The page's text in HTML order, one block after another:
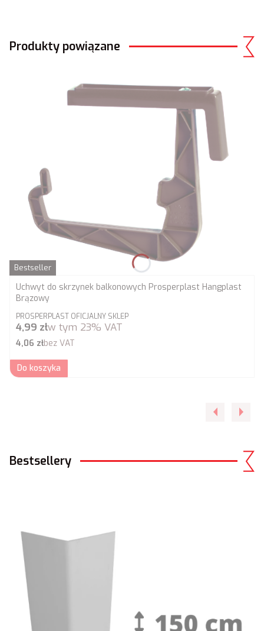
Produkty powiązane
Bestseller
Uchwyt do skrzynek balkonowych Prosperplast Hangplast
Brązowy
PRODUCENT
PROSPERPLAST OFICJALNY SKLEP
Cena brutto
4,99 złw tym 23% VAT
Cena netto
4,06 złbez VAT
Do koszyka
Bestsellery